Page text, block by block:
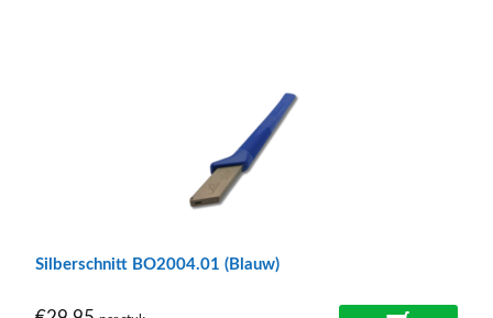
Silberschnitt BO2004.01 (Blauw)